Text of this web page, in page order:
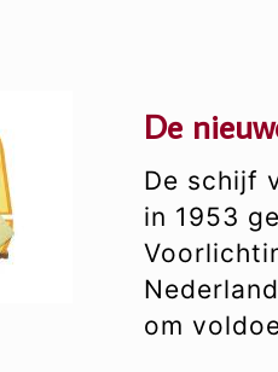
De
De schijf
in 1953
om